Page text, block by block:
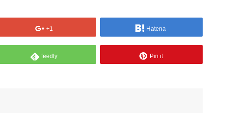
+1 Hatena
feedly Pin it